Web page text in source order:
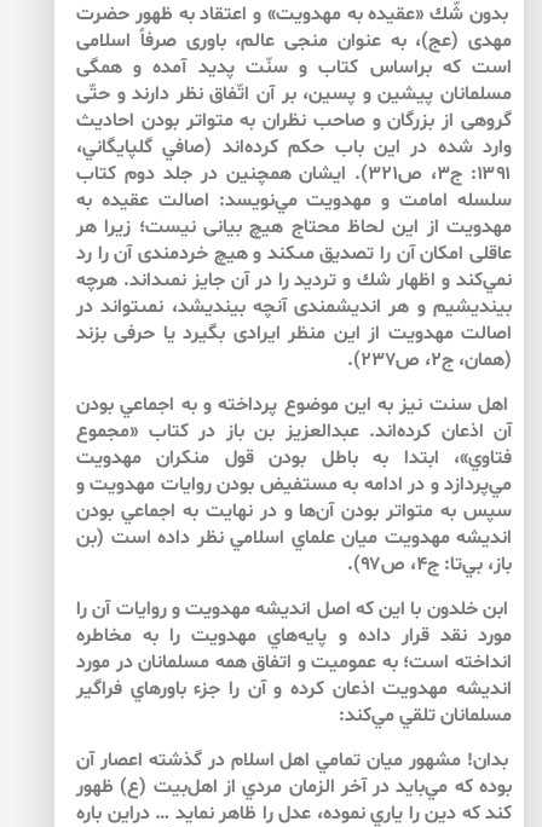
بدون شّك «عقيده‏ به‏ مهدويت‏» و اعتقاد به ظهور حضرت
مهدى (عج)، به ‌‌عنوان منجى عالم، باورى صرفاً اسلامى
است كه براساس كتاب و سنّت پديد آمده و همگى
مسلمانان پيشين و پسين، بر آن اتّفاق نظر دارند و حتّى
گروهى از بزرگان و صاحب نظران به متواتر بودن احاديث
وارد شده در اين باب حكم كرده‌اند (صافي گلپايگاني،
۱۳۹۱: ج۳، ص۳۲۱). ايشان همچنين در جلد دوم كتاب
سلسله امامت و مهدويت مي‌‌نويسد: اصالت عقيده‏ به‏
مهدويت‏ از اين لحاظ محتاج هيچ بيانى نيست؛ زيرا هر
عاقلى امكان آن را تصديق مى‏كند و هيچ خردمندى آن را رد
نمي‌كند و اظهار شك و ترديد را در آن جايز نمى‏داند. هرچه
بينديشيم و هر انديشمندى آنچه بينديشد، نمى‏تواند در
اصالت مهدويت از اين منظر ايرادى بگيرد يا حرفى بزند
(همان، ج۲، ص۲۳۷).
اهل سنت نيز به اين موضوع پرداخته و به اجماعي بودن
آن اذعان كرده‌‌اند. عبدالعزيز بن باز در كتاب «مجموع
فتاوي»، ابتدا به باطل بودن قول منكران مهدويت
مي‌‌پردازد و در ادامه به مستفيض بودن روايات مهدويت و
سپس به متواتر بودن آن‌‌ها و در نهايت به اجماعي بودن
انديشه مهدويت ميان علماي اسلامي نظر داده است (بن
باز، بي‌‌تا: ج۴، ص۹۷).
ابن خلدون با اين كه اصل انديشه مهدويت و روايات آن را
مورد نقد قرار داده و پايه‌‌هاي مهدويت را به مخاطره
انداخته است؛ به عموميت و اتفاق همه مسلمانان در مورد
انديشه مهدويت اذعان كرده و آن را جزء باورهاي فراگير
مسلمانان تلقي مي‌‌كند:
بدان! مشهور ميان تمامي اهل اسلام در گذشته اعصار آن
بوده كه مي‌‌بايد در آخر الزمان مردي از اهل‌بيت (ع) ظهور
كند كه دين را ياري نموده، عدل را ظاهر نمايد … دراين باره